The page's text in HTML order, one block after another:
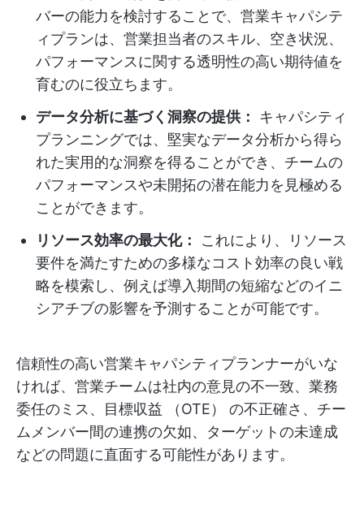
バーの能力を検討することで、営業キャパシテ
ィプランは、営業担当者のスキル、空き状況、
パフォーマンスに関する透明性の高い期待値を
育むのに役立ちます。
データ分析に基づく洞察の提供：
キャパシティ
プランニングでは、堅実なデータ分析から得ら
れた実用的な洞察を得ることができ、チームの
パフォーマンスや未開拓の潜在能力を見極める
ことができます。
リソース効率の最大化：
これにより、リソース
要件を満たすための多様なコスト効率の良い戦
略を模索し、例えば導入期間の短縮などのイニ
シアチブの影響を予測することが可能です。
信頼性の高い営業キャパシティプランナーがいな
ければ、営業チームは社内の意見の不一致、業務
委任のミス、目標収益 （OTE） の不正確さ、チー
ムメンバー間の連携の欠如、ターゲットの未達成
などの問題に直面する可能性があります。